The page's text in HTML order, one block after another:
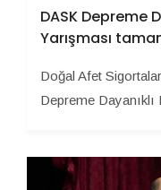
DASK Depreme
Yarışması
Doğal Afet
Depreme Dayanıklı